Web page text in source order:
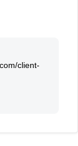
client-